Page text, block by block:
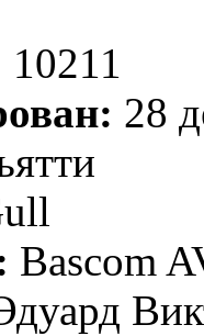
10211
28
Bascom